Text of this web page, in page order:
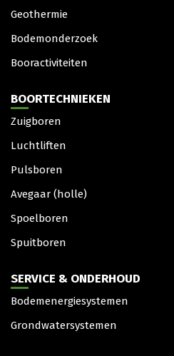
Geothermie
Bodemonderzoek
Booractiviteiten
BOORTECHNIEKEN
Zuigboren
Luchtliften
Pulsboren
Avegaar (holle)
Spoelboren
Spuitboren
SERVICE & ONDERHOUD
Bodemenergiesystemen
Grondwatersystemen